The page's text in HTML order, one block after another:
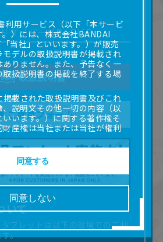
ダイバーズRe:RISE
取扱説明書
ご意見フォーム
いて
ブレットは以下の環境でのご利
。
用サービス（以下「本サービ
）には、株式会社BANDAI
当社」といいます。）が販売
デルの取扱説明書が掲載され
りません。また、予告なく一
扱説明書の掲載を終了する場
載された取扱説明書及びこれ
、説明文その他一切の内容（以
います。）に関する著作権そ
産権は当社または当社が権利
三者に帰属します。
ス内の意見投稿の目的での画像
す。）を超えて使用（複製、
、頒布、配信、販売、出版等
りません。）することは禁止
説明書は、お客様が購入され
たものと異なる場合がありま
同意しない
同意する